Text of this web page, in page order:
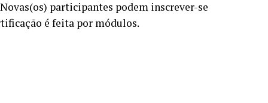
participantes podem inscrever-se
é feita por módulos.